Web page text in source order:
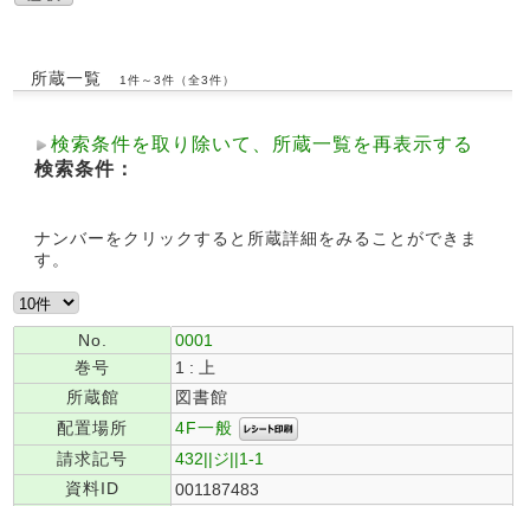
所蔵一覧 1件～3件（全3件）
検索条件を取り除いて、所蔵一覧を再表示する
検索条件：
ナンバーをクリックすると所蔵詳細をみることができま
す。
No.
0001
巻号
1 : 上
所蔵館
図書館
配置場所
4F一般
請求記号
432||ジ||1-1
資料ID
001187483